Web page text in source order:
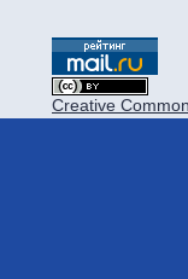
Creative